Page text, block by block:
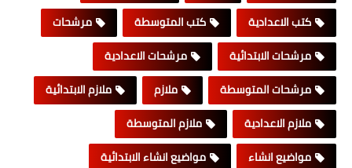
كتب الاعدادية
كتب المتوسطة
مرشحات
مرشحات الابتدائية
مرشحات الاعدادية
مرشحات المتوسطة
ملازم
ملازم الابتدائية
ملازم الاعدادية
ملازم المتوسطة
مواضيع انشاء
مواضيع انشاء الابتدائية